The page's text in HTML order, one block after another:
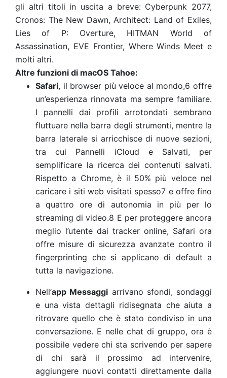
gli altri titoli in uscita a breve: Cyberpunk 2077,
Cronos: The New Dawn, Architect: Land of Exiles,
Lies of P: Overture, HITMAN World of
Assassination, EVE Frontier, Where Winds Meet e
molti altri.
Altre funzioni di macOS Tahoe:
Safari, il browser più veloce al mondo,6 offre
un’esperienza rinnovata ma sempre familiare.
I pannelli dai profili arrotondati sembrano
fluttuare nella barra degli strumenti, mentre la
barra laterale si arricchisce di nuove sezioni,
tra cui Pannelli iCloud e Salvati, per
semplificare la ricerca dei contenuti salvati.
Rispetto a Chrome, è il 50% più veloce nel
caricare i siti web visitati spesso7 e offre fino
a quattro ore di autonomia in più per lo
streaming di video.8 E per proteggere ancora
meglio l’utente dai tracker online, Safari ora
offre misure di sicurezza avanzate contro il
fingerprinting che si applicano di default a
tutta la navigazione.
Nell’app Messaggi arrivano sfondi, sondaggi
e una vista dettagli ridisegnata che aiuta a
ritrovare quello che è stato condiviso in una
conversazione. E nelle chat di gruppo, ora è
possibile vedere chi sta scrivendo per sapere
di chi sarà il prossimo ad intervenire,
aggiungere nuovi contatti direttamente dalla